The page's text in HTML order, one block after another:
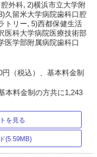
外科, 2)横浜市立大学附
久留米大学病院歯科口腔
トリー, 5)西都保健生活
医科大学病院医療技術部
医学部附属病院歯科口
（税込）、基本料金制
本料金制の方共に1,243
を見る
(5.59MB)